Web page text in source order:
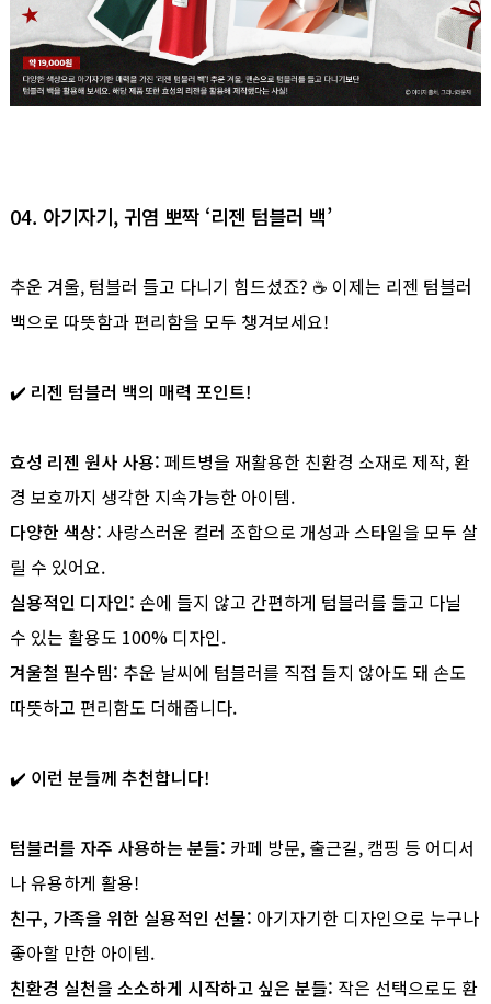
04. 아기자기, 귀염 뽀짝 ‘리젠 텀블러 백’
추운 겨울, 텀블러 들고 다니기 힘드셨죠? ☕ 이제는 리젠 텀블러
백으로 따뜻함과 편리함을 모두 챙겨보세요!
✔️ 리젠 텀블러 백의 매력 포인트!
효성 리젠 원사 사용: 페트병을 재활용한 친환경 소재로 제작, 환
경 보호까지 생각한 지속가능한 아이템.
다양한 색상: 사랑스러운 컬러 조합으로 개성과 스타일을 모두 살
릴 수 있어요.
실용적인 디자인: 손에 들지 않고 간편하게 텀블러를 들고 다닐
수 있는 활용도 100% 디자인.
겨울철 필수템: 추운 날씨에 텀블러를 직접 들지 않아도 돼 손도
따뜻하고 편리함도 더해줍니다.
✔️ 이런 분들께 추천합니다!
텀블러를 자주 사용하는 분들: 카페 방문, 출근길, 캠핑 등 어디서
나 유용하게 활용!
친구, 가족을 위한 실용적인 선물: 아기자기한 디자인으로 누구나
좋아할 만한 아이템.
친환경 실천을 소소하게 시작하고 싶은 분들: 작은 선택으로도 환